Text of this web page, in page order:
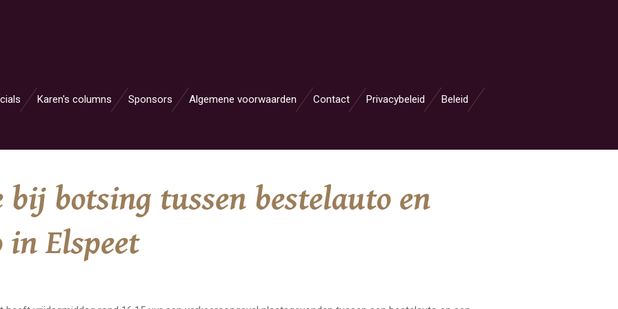
Karen's columns Sponsors Algemene voorwaarden Contact Privacybeleid Beleid
bij botsing tussen bestelauto en
in Elspeet